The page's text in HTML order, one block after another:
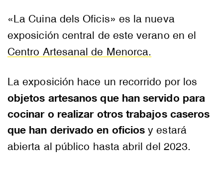
«La Cuina dels Oficis» es la nueva
exposición central de este verano en el
Centro Artesanal de Menorca.
La exposición hace un recorrido por los
objetos artesanos que han servido para
cocinar o realizar otros trabajos caseros
que han derivado en oficios y estará
abierta al público hasta abril del 2023.